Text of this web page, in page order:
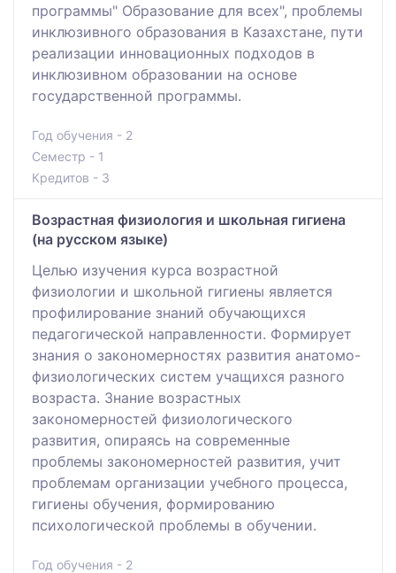
программы" Образование для всех", проблемы
инклюзивного образования в Казахстане, пути
реализации инновационных подходов в
инклюзивном образовании на основе
государственной программы.
Год обучения - 2
Семестр - 1
Кредитов - 3
Возрастная физиология и школьная гигиена
(на русском языке)
Целью изучения курса возрастной
физиологии и школьной гигиены является
профилирование знаний обучающихся
педагогической направленности. Формирует
знания о закономерностях развития анатомо-
физиологических систем учащихся разного
возраста. Знание возрастных
закономерностей физиологического
развития, опираясь на современные
проблемы закономерностей развития, учит
проблемам организации учебного процесса,
гигиены обучения, формированию
психологической проблемы в обучении.
Год обучения - 2